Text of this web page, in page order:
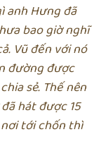
anh Hưng đã
bao giờ nghĩ
Vũ đến với nó
đường được
sẻ. Thế nên
hát được 15
tới chốn thì